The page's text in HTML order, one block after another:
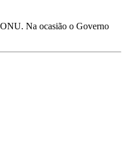
Na ocasião o Governo